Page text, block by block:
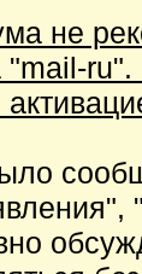
не
"mail-